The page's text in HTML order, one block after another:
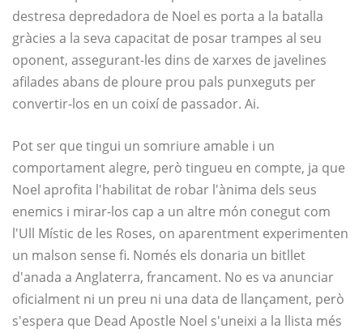
destresa depredadora de Noel es porta a la batalla
gràcies a la seva capacitat de posar trampes al seu
oponent, assegurant-les dins de xarxes de javelines
afilades abans de ploure prou pals punxeguts per
convertir-los en un coixí de passador. Ai.
Pot ser que tingui un somriure amable i un
comportament alegre, però tingueu en compte, ja que
Noel aprofita l'habilitat de robar l'ànima dels seus
enemics i mirar-los cap a un altre món conegut com
l'Ull Místic de les Roses, on aparentment experimenten
un malson sense fi. Només els donaria un bitllet
d'anada a Anglaterra, francament. No es va anunciar
oficialment ni un preu ni una data de llançament, però
s'espera que Dead Apostle Noel s'uneixi a la llista més